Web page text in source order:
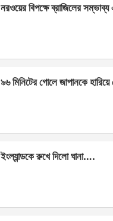
s
p
e
নরওয়ের বিপক্ষে ব্রাজিলের
৯৬ মিনিটের গোলে জাপানকে
ইংল্যান্ডকে রুখে দিলো ঘানা….